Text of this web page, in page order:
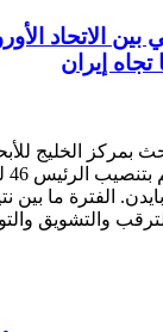
بين الاتحاد
تجاه إيران
الفترة ما بين
والتشويق